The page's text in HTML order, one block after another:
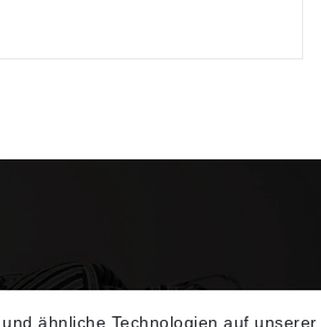
ähnliche Technologien auf unserer